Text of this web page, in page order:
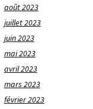
août 2023
juillet 2023
juin 2023
mai 2023
avril 2023
mars 2023
février 2023